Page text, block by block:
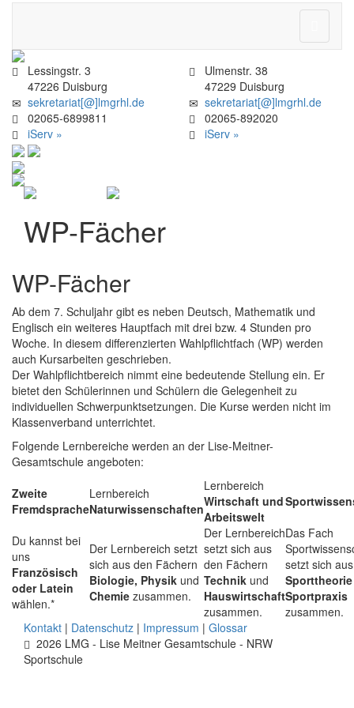
ein-/
Lessingstr. 3
47226 Duisburg
sekretariat[@]lmgrhl.de
02065-6899811
iServ »
Ulmenstr. 38
47229 Duisburg
sekretariat[@]lmgrhl.de
02065-892020
iServ »
WP-Fächer
WP-Fächer
Ab dem 7. Schuljahr gibt es neben Deutsch, Mathematik und
Englisch ein weiteres Hauptfach mit drei bzw. 4 Stunden pro
Woche. In diesem differenzierten Wahlpflichtfach (WP) werden
auch Kursarbeiten geschrieben.
Der Wahlpflichtbereich nimmt eine bedeutende Stellung ein. Er
bietet den Schülerinnen und Schülern die Gelegenheit zu
individuellen Schwerpunktsetzungen. Die Kurse werden nicht im
Klassenverband unterrichtet.
Folgende Lernbereiche werden an der Lise-Meitner-
Gesamtschule angeboten:
Zweite
Fremdsprache
Lernbereich
Naturwissenschaften
Lernbereich
Wirtschaft und
Arbeitswelt
Du kannst bei
uns
Französisch
oder Latein
wählen.*
Der Lernbereich setzt
sich aus den Fächern
Biologie, Physik und
Chemie zusammen.
Der Lernbereich
setzt sich aus
den Fächern
Technik und
Hauswirtschaft
zusammen.
Das Fach
setzt sich
Sporttheorie
Sportpraxis
zusammen.
Kontakt | Datenschutz | Impressum | Glossar
2026 LMG - Lise Meitner Gesamtschule - NRW
Sportschule